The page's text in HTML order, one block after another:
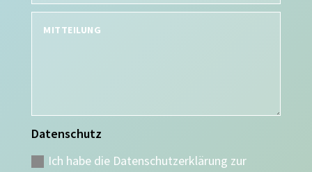
Datenschutz
Ich habe die Datenschutzerklärung zur